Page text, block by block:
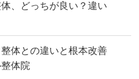
、どっちが良い？違い
体との違いと根本改善
体院